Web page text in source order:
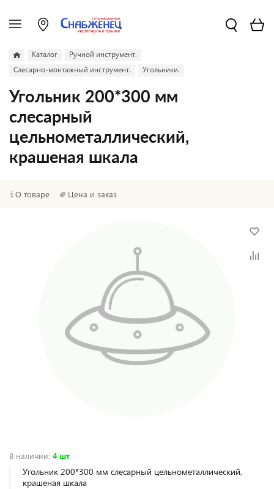
Каталог
Ручной инструмент.
Слесарно-монтажный инструмент.
Угольники.
Угольник 200*300 мм
слесарный
цельнометаллический,
крашеная шкала
О товаре Цена и заказ
В наличии: 4 шт
Угольник 200*300 мм слесарный цельнометаллический,
крашеная шкала